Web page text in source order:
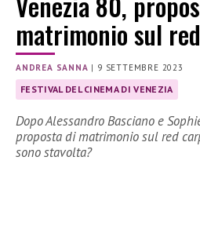
matrimonio sul
ANDREA SANNA | 9 SETTEMBRE 2023
FESTIVAL DEL CINEMA DI VENEZIA
Dopo Alessandro Basciano e
proposta di matrimonio sul red
sono stavolta?